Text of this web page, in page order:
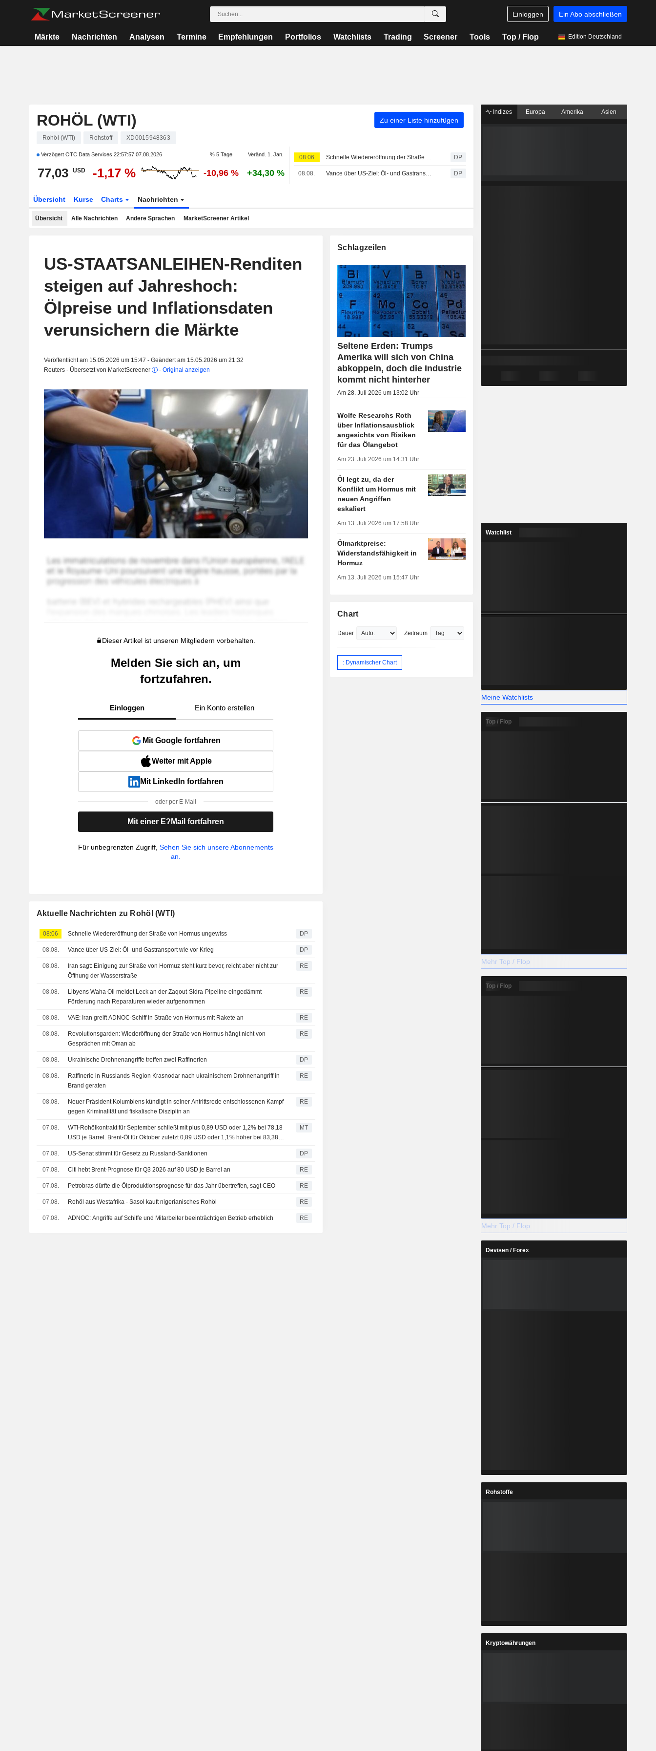
Einloggen Ein Abo abschließen
Märkte Nachrichten Analysen Termine Empfehlungen Portfolios Watchlists Trading Screener Tools Top / Flop Edition Deutschland
ROHÖL (WTI) Zu einer Liste hinzufügen
Rohöl (WTI) Rohstoff XD0015948363
Verzögert OTC Data Services 22:57:57 07.08.2026 % 5 Tage Veränd. 1. Jan.
77,03 USD -1,17 % -10,96 % +34,30 %
08:06 Schnelle Wiedereröffnung der Straße von Hormus ungewiss DP
08.08. Vance über US-Ziel: Öl- und Gastransport wie vor Krieg DP
Übersicht Kurse Charts Nachrichten
Übersicht Alle Nachrichten Andere Sprachen MarketScreener Artikel
US-STAATSANLEIHEN-Renditen
steigen auf Jahreshoch:
Ölpreise und Inflationsdaten
verunsichern die Märkte
Veröffentlicht am 15.05.2026 um 15:47 - Geändert am 15.05.2026 um 21:32
Reuters - Übersetzt von MarketScreener
- Original anzeigen
Dieser Artikel ist unseren Mitgliedern vorbehalten.
Melden Sie sich an, um
fortzufahren.
Einloggen Ein Konto erstellen
Mit Google fortfahren
Weiter mit Apple
Mit LinkedIn fortfahren
oder per E-Mail
Mit einer E?Mail fortfahren
Für unbegrenzten Zugriff,Sehen Sie sich unsere Abonnements
an.
Aktuelle Nachrichten zu Rohöl (WTI)
08:06 Schnelle Wiedereröffnung der Straße von Hormus ungewiss DP
08.08. Vance über US-Ziel: Öl- und Gastransport wie vor Krieg DP
08.08.
Iran sagt: Einigung zur Straße von Hormuz steht kurz bevor, reicht aber nicht zur
Öffnung der Wasserstraße
RE
08.08.
Libyens Waha Oil meldet Leck an der Zaqout-Sidra-Pipeline eingedämmt -
Förderung nach Reparaturen wieder aufgenommen
RE
08.08. VAE: Iran greift ADNOC-Schiff in Straße von Hormus mit Rakete an RE
08.08.
Revolutionsgarden: Wiederöffnung der Straße von Hormus hängt nicht von
Gesprächen mit Oman ab
RE
08.08. Ukrainische Drohnenangriffe treffen zwei Raffinerien DP
08.08.
Raffinerie in Russlands Region Krasnodar nach ukrainischem Drohnenangriff in
Brand geraten
RE
08.08.
Neuer Präsident Kolumbiens kündigt in seiner Antrittsrede entschlossenen Kampf
gegen Kriminalität und fiskalische Disziplin an
RE
07.08.
WTI-Rohölkontrakt für September schließt mit plus 0,89 USD oder 1,2% bei 78,18
USD je Barrel. Brent-Öl für Oktober zuletzt 0,89 USD oder 1,1% höher bei 83,38
MT
07.08. US-Senat stimmt für Gesetz zu Russland-Sanktionen DP
07.08. Citi hebt Brent-Prognose für Q3 2026 auf 80 USD je Barrel an RE
07.08. Petrobras dürfte die Ölproduktionsprognose für das Jahr übertreffen, sagt CEO RE
07.08. Rohöl aus Westafrika - Sasol kauft nigerianisches Rohöl RE
07.08. ADNOC: Angriffe auf Schiffe und Mitarbeiter beeinträchtigen Betrieb erheblich RE
Schlagzeilen
Seltene Erden: Trumps
Amerika will sich von China
abkoppeln, doch die Industrie
kommt nicht hinterher
Am 28. Juli 2026 um 13:02 Uhr
Wolfe Researchs Roth
über Inflationsausblick
angesichts von Risiken
für das Ölangebot
Am 23. Juli 2026 um 14:31 Uhr
Öl legt zu, da der
Konflikt um Hormus mit
neuen Angriffen
eskaliert
Am 13. Juli 2026 um 17:58 Uhr
Ölmarktpreise:
Widerstandsfähigkeit in
Hormuz
Am 13. Juli 2026 um 15:47 Uhr
Chart
Dauer Zeitraum
: Dynamischer Chart
Indizes Europa Amerika Asien
Watchlist
Meine Watchlists
Top / Flop
Mehr Top / Flop
Top / Flop
Mehr Top / Flop
Devisen / Forex
Rohstoffe
Kryptowährungen